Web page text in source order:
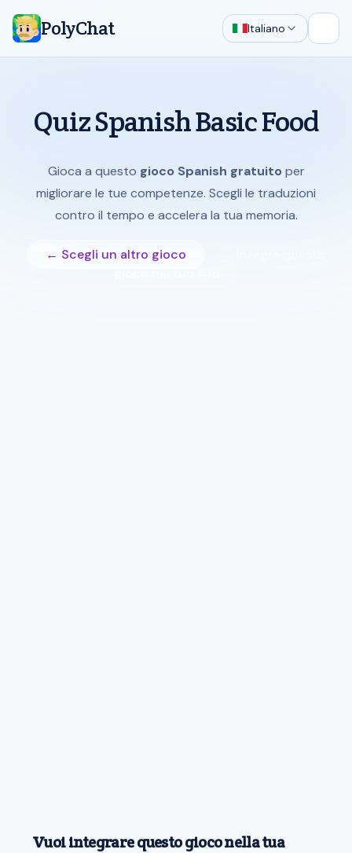
PolyChat Italiano
Quiz Spanish Basic Food
Gioca a questo gioco Spanish gratuito per
migliorare le tue competenze. Scegli le traduzioni
contro il tempo e accelera la tua memoria.
← Scegli un altro gioco
Vuoi integrare questo gioco nella tua